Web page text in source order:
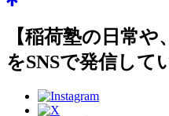
【稲荷塾の日常
をSNSで発信して